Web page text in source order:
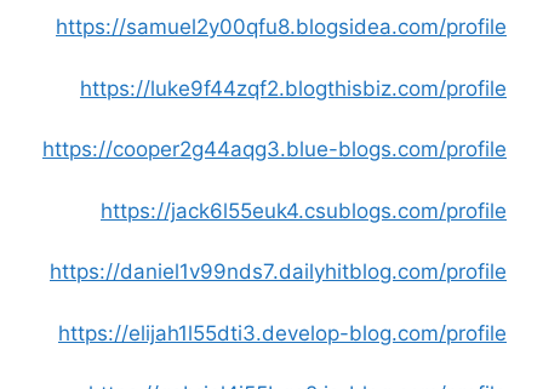
https://samuel2y00qfu8.blogsidea.com/profile
https://luke9f44zqf2.blogthisbiz.com/profile
https://cooper2g44aqg3.blue-blogs.com/profile
https://jack6l55euk4.csublogs.com/profile
https://daniel1v99nds7.dailyhitblog.com/profile
https://elijah1l55dti3.develop-blog.com/profile